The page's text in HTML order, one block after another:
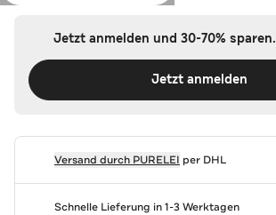
Jetzt anmelden und 30-70% sparen.
Jetzt anmelden
Versand durch PURELEI per DHL
Schnelle Lieferung in 1-3 Werktagen